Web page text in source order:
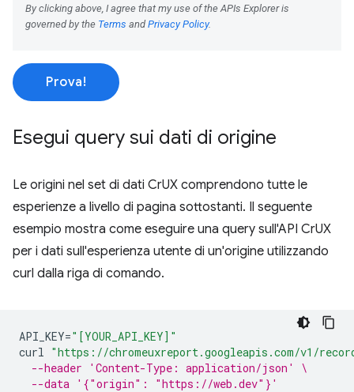
Prova!
Esegui query sui dati di origine
Le origini nel set di dati CrUX comprendono tutte le
esperienze a livello di pagina sottostanti. Il seguente
esempio mostra come eseguire una query sull'API CrUX
per i dati sull'esperienza utente di un'origine utilizzando
curl dalla riga di comando.
API_KEY="[YOUR_API_KEY]"
curl "https://chromeuxreport.googleapis.com/v1/
--header 'Content-Type: application/json' \
--data '{"origin": "https://web.dev"}'